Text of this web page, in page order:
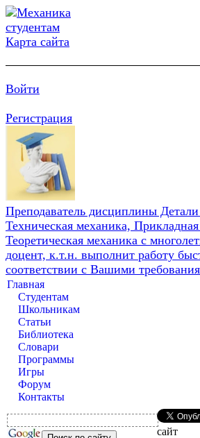
Карта сайта
Войти
Регистрация
Преподаватель дисциплины
Техническая механика,
Теоретическая механика с
доцент, к.т.н. выполнит работу
соответствии с Вашими
Главная
Студентам
Школьникам
Статьи
Библиотека
Словари
Программы
Игры
Форум
Контакты
сайт